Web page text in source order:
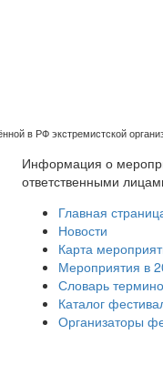
в РФ экстремистской
Информация о
ответственными
Главная
Новости
Карта
Мероприятия в
Словарь
Каталог
Организаторы